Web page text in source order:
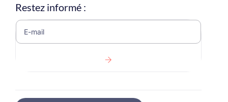
Restez informé :